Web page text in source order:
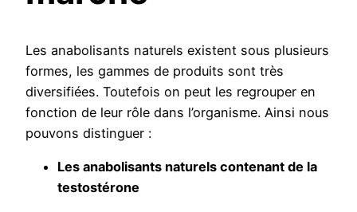
Les anabolisants naturels existent sous plusieurs
formes, les gammes de produits sont très
diversifiées. Toutefois on peut les regrouper en
fonction de leur rôle dans l’organisme. Ainsi nous
pouvons distinguer :
Les anabolisants naturels contenant de la
testostérone